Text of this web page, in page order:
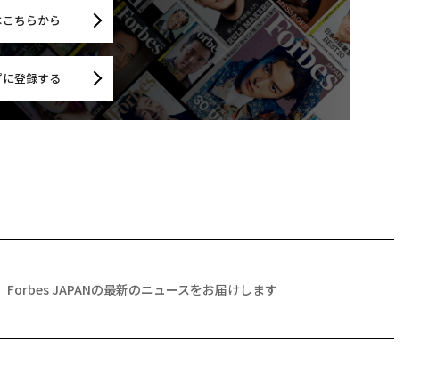
ちらから
登録する
Forbes JAPANの最新のニュースをお届けします